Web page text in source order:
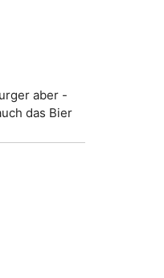
aber -
das Bier